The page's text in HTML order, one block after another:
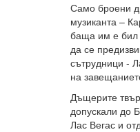
Само броени
музиканта –
баща им е бил
да се
сътрудници -
на
Дъщерите
допускали до
Лас Вегас и